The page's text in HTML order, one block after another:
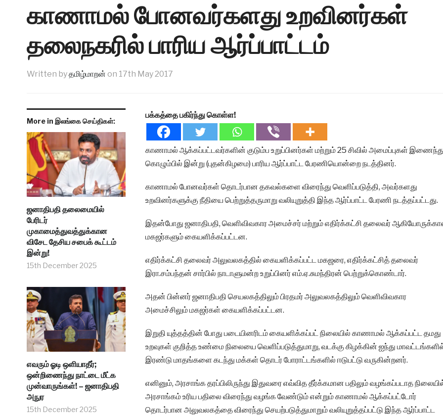
காணாமல் போனவர்களது உறவினர்கள்
தலைநகரில் பாரிய ஆர்ப்பாட்டம்
Written byதமிழ்மாறன் on 17th May 2017
More in இலங்கை செய்திகள்:
ஜனாதிபதி தலைமையில்
பேரிடர்
முகாமைத்துவத்துக்கான
விசேட தேசிய சபைக் கூட்டம்
இன்று!
15th December 2025
எவரும் ஓடி ஒளியாதீர்;
ஒன்றிணைந்து நாட்டை மீட்க
முன்வாருங்கள்! – ஜனாதிபதி
அநுர
15th December 2025
பக்கத்தை பகிர்ந்து கொள்ள!
காணாமல் ஆக்கப்பட்டவர்களின் குடும்ப உறுப்பினர்கள் மற்றும் 25 சிவில் அமைப்புகள்
கொழும்பில் இன்று (புதன்கிழமை) பாரிய ஆர்ப்பாட்ட பேரணியொன்றை நடத்தினர்.
காணாமல் போனவர்கள் தொடர்பான தகவல்களை விரைந்து வெளிப்படுத்தி, அவர்களது
உறவினர்களுக்கு நீதியை பெற்றுத்தருமாறு வலியுறுத்தி இந்த ஆர்ப்பாட்ட பேரணி நடத்தப்பட்டது.
இதன்போது ஜனாதிபதி, வெளிவிவகார அமைச்சர் மற்றும் எதிர்க்கட்சி தலைவர்
மகஜர்களும் கையளிக்கப்பட்டன.
எதிர்க்கட்சி தலைவர் அலுவலகத்தில் கையளிக்கப்பட்ட மகஜரை, எதிர்க்கட்சித் தலைவர்
இரா.சம்பந்தன் சார்பில் நாடாளுமன்ற உறுப்பினர் எம்.ஏ.சுமந்திரன் பெற்றுக்கொண்டார்.
அதன் பின்னர் ஜனாதிபதி செயலகத்திலும் பிரதமர் அலுவலகத்திலும் வெளிவிவகார
அமைச்சிலும் மகஜர்கள் கையளிக்கப்பட்டன.
இறுதி யுத்தத்தின் போது படையினரிடம் கையளிக்கப்பட் நிலையில் காணாமல் ஆக்கப்பட்ட தமது
உறவுகள் குறித்த உண்மை நிலையை வெளிப்படுத்துமாறு, வடக்கு கிழக்கின் ஐந்து
இரண்டு மாதங்களை கடந்து மக்கள் தொடர் போராட்டங்களில் ஈடுபட்டு வருகின்றனர்.
எனினும், அரசாங்க தரப்பிலிருந்து இதுவரை எவ்வித தீர்க்கமான பதிலும் வழங்கப்படாத
அரசாங்கம் உரிய பதிலை விரைந்து வழங்க வேண்டும் என்றும் காணாமல் ஆக்கப்பட்டோர்
தொடர்பான அலுவலகத்தை விரைந்து செயற்படுத்துமாறும் வலியுறுத்தப்பட்டு இந்த ஆர்ப்பாட்ட